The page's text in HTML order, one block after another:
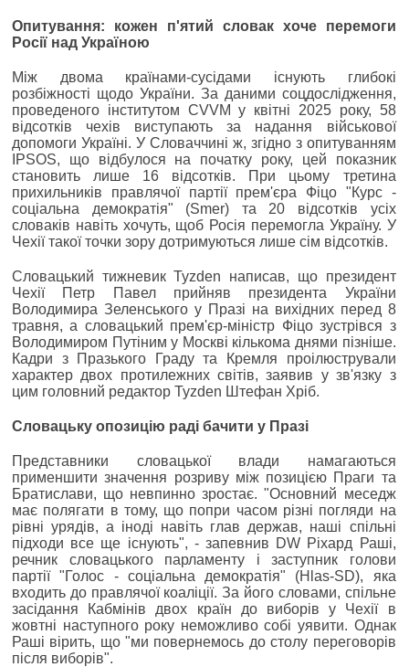
Опитування: кожен п'ятий словак хоче перемоги
Росії над Україною
Між двома країнами-сусідами існують глибокі
розбіжності щодо України. За даними соцдослідження,
проведеного інститутом CVVM у квітні 2025 року, 58
відсотків чехів виступають за надання військової
допомоги Україні. У Словаччині ж, згідно з опитуванням
IPSOS, що відбулося на початку року, цей показник
становить лише 16 відсотків. При цьому третина
прихильників правлячої партії прем'єра Фіцо "Курс -
соціальна демократія" (Smer) та 20 відсотків усіх
словаків навіть хочуть, щоб Росія перемогла Україну. У
Чехії такої точки зору дотримуються лише сім відсотків.
Словацький тижневик Tyzden написав, що президент
Чехії Петр Павел прийняв президента України
Володимира Зеленського у Празі на вихідних перед 8
травня, а словацький прем'єр-міністр Фіцо зустрівся з
Володимиром Путіним у Москві кількома днями пізніше.
Кадри з Празького Граду та Кремля проілюстрували
характер двох протилежних світів, заявив у зв'язку з
цим головний редактор Tyzden Штефан Хріб.
Словацьку опозицію раді бачити у Празі
Представники словацької влади намагаються
применшити значення розриву між позицією Праги та
Братислави, що невпинно зростає. "Основний меседж
має полягати в тому, що попри часом різні погляди на
рівні урядів, а іноді навіть глав держав, наші спільні
підходи все ще існують", - запевнив DW Ріхард Раші,
речник словацького парламенту і заступник голови
партії "Голос - соціальна демократія" (Hlas-SD), яка
входить до правлячої коаліції. За його словами, спільне
засідання Кабмінів двох країн до виборів у Чехії в
жовтні наступного року неможливо собі уявити. Однак
Раші вірить, що "ми повернемось до столу переговорів
після виборів".